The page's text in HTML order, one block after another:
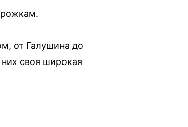
от Галушина до
своя широкая